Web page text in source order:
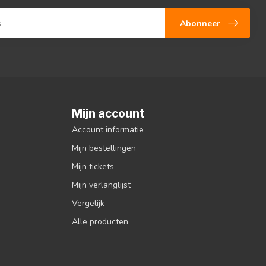
Abonneer
Mijn account
Account informatie
Mijn bestellingen
Mijn tickets
Mijn verlanglijst
Vergelijk
Alle producten